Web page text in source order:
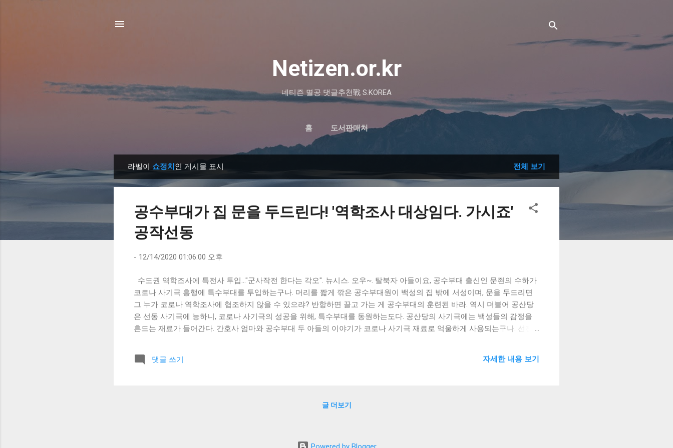
Netizen.or.kr
네티즌 멸공 댓글추천戰 S.KOREA
홈 도서판매처
라벨이 쇼정치인 게시물 표시 전체 보기
공수부대가 집 문을 두드린다! '역학조사 대상임다. 가시죠'
공작선동
- 12/14/2020 01:06:00 오후
수도권 역학조사에 특전사 투입…"군사작전 한다는 각오". 뉴시스. 오우~. 탈북자 아들이요, 공수부대 출신인 문죈의 수하가
코로나 사기극 흥행에 특수부대를 투입하는구나. 머리를 짧게 깎은 공수부대원이 백성의 집 밖에 서성이며, 문을 두드리면
그 누가 코로나 역학조사에 협조하지 않을 수 있으랴? 반항하면 끌고 가는 게 공수부대의 훈련된 바라. 역시 더불어 공산당
은 선동 사기극에 능하니, 코로나 사기극의 성공을 위해, 특수부대를 동원하는도다. 공산당의 사기극에는 백성들의 감정을
흔드는 재료가 들어간다. 간호사 엄마와 공수부대 두 아들의 이야기가 코로나 사기극 재료로 억울하게 사용되는구나. 선전
댓글 쓰기 자세한 내용 보기
글 더보기